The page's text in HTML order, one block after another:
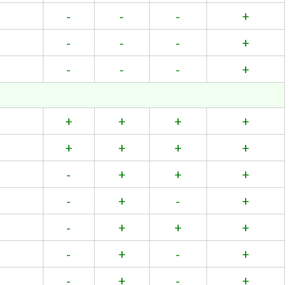
- - - +
- - - +
- - - +
+ + + +
+ + + +
- + + +
- + - +
- + + +
- + - +
- + - +